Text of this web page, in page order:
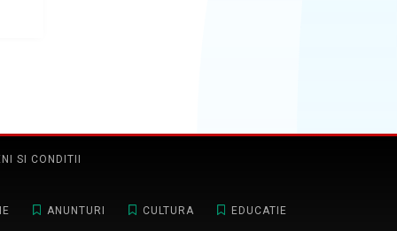
SI CONDITII
ANUNTURI CULTURA EDUCATIE